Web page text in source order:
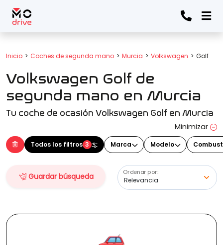
Inicio Coches de segunda mano Murcia Volkswagen Golf
Volkswagen Golf de
segunda mano en Murcia
Tu coche de ocasión Volkswagen Golf en Murcia
Minimizar
Todos los filtros 3 Marca Modelo
Guardar búsqueda Ordenar por:
Todos los filtros
Marca
(Elige una o varias marcas)
(Elige uno o varios modelos)
Precio